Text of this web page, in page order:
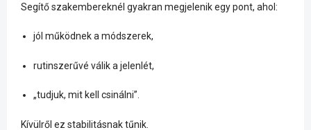
Segítő szakembereknél gyakran megjelenik egy pont, ahol:
jól működnek a módszerek,
rutinszerűvé válik a jelenlét,
„tudjuk, mit kell csinálni”.
Kívülről ez stabilitásnak tűnik.